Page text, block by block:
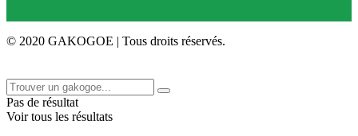
© 2020 GAKOGOE | Tous droits réservés.
Pas de résultat
Voir tous les résultats